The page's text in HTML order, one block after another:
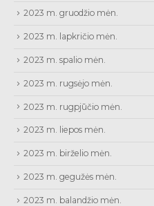
2023 m. gruodžio mėn.
2023 m. lapkričio mėn.
2023 m. spalio mėn.
2023 m. rugsėjo mėn.
2023 m. rugpjūčio mėn.
2023 m. liepos mėn.
2023 m. birželio mėn.
2023 m. gegužės mėn.
2023 m. balandžio mėn.